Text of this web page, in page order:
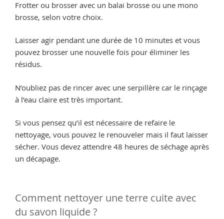
Frotter ou brosser avec un balai brosse ou une mono
brosse, selon votre choix.
Laisser agir pendant une durée de 10 minutes et vous
pouvez brosser une nouvelle fois pour éliminer les
résidus.
N’oubliez pas de rincer avec une serpillère car le rinçage
à l’eau claire est très important.
Si vous pensez qu’il est nécessaire de refaire le
nettoyage, vous pouvez le renouveler mais il faut laisser
sécher. Vous devez attendre 48 heures de séchage après
un décapage.
Comment nettoyer une terre cuite avec
du savon liquide ?